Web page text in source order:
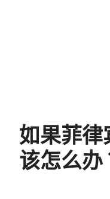
如果菲律
该怎么办